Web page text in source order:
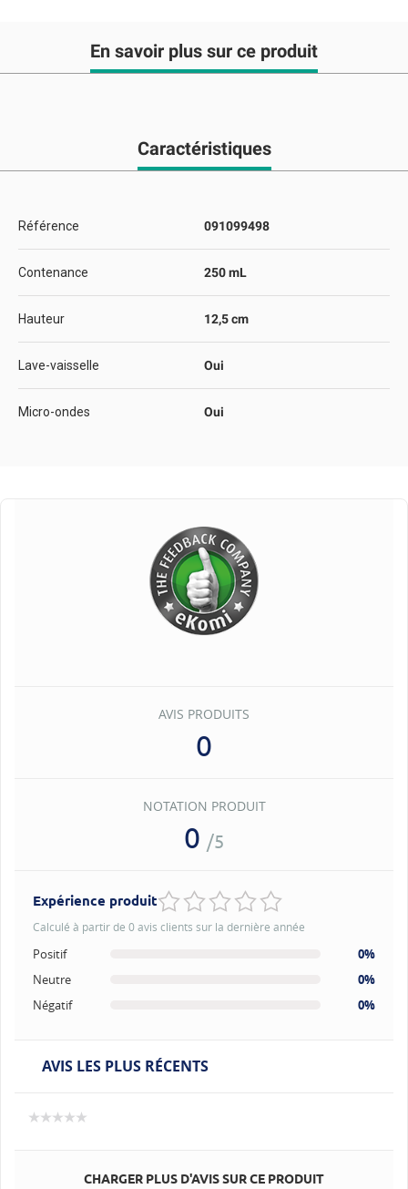
En savoir plus sur ce produit
Caractéristiques
Référence 091099498
Contenance 250 mL
Hauteur 12,5 cm
Lave-vaisselle Oui
Micro-ondes Oui
AVIS PRODUITS
0
NOTATION PRODUIT
0 /5
Expérience produit
Calculé à partir de 0 avis clients sur la dernière année
Positif
0%
Neutre
0%
Négatif
0%
AVIS LES PLUS RÉCENTS
CHARGER PLUS D'AVIS SUR CE PRODUIT